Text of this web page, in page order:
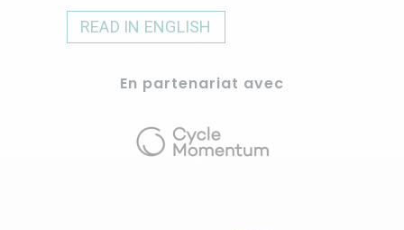
READ IN ENGLISH
En partenariat avec